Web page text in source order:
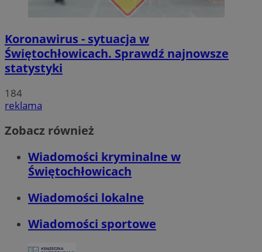
Koronawirus - sytuacja w
Świętochłowicach. Sprawdź najnowsze
statystyki
184
reklama
Zobacz również
Wiadomości kryminalne w
Świętochłowicach
Wiadomości lokalne
Wiadomości sportowe